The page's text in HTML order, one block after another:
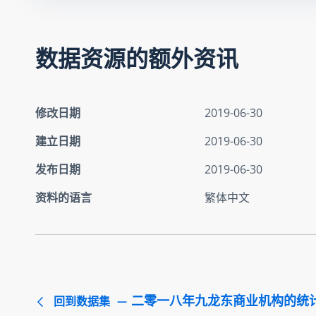
数据资源的额外资讯
修改日期
2019-06-30
建立日期
2019-06-30
发布日期
2019-06-30
资料的语言
繁体中文
回到数据集 二零一八年九龙东商业机构的统